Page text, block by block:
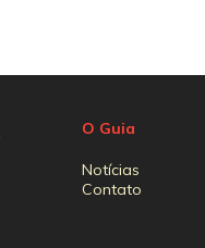
O Guia
Notícias
Contato